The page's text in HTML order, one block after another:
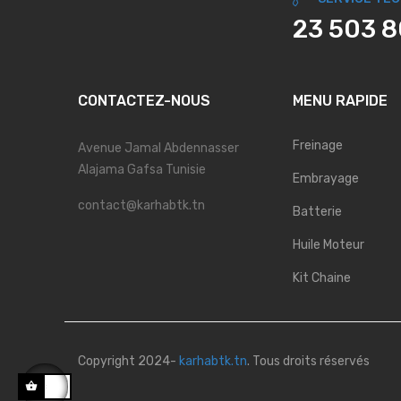
23 503
CONTACTEZ-NOUS
Avenue Jamal Abdennasser
Alajama Gafsa Tunisie
contact@karhabtk.tn
MENU RAPIDE
Freinage
Embrayage
Batterie
Huile Moteur
Kit Chaine
Copyright 2024- karhabtk.tn. Tous droits réservés